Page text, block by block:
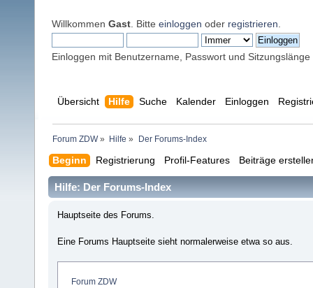
Willkommen Gast . Bitte einloggen oder registrieren
Einloggen mit Benutzername, Passwort und Sitzungslänge
Übersicht Hilfe Suche Kalender Einloggen
Forum ZDW» Hilfe » Der Forums-Index
Beginn Registrierung Profil-Features Beiträge
Hilfe: Der Forums-Index
Hauptseite des Forums.
Eine Forums Hauptseite sieht normalerweise etwa so aus.
Forum ZDW